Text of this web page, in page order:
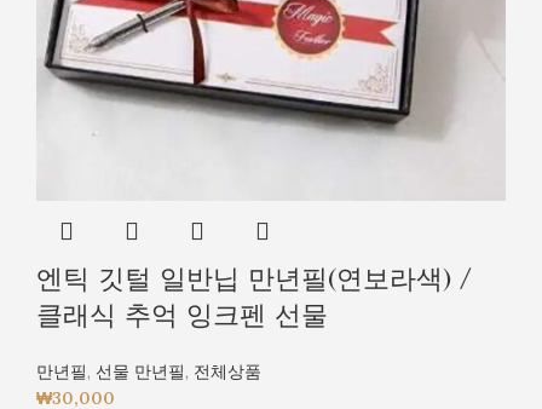
엔틱 깃털 일반닙 만년필(연보라색) /
클래식 추억 잉크펜 선물
만년필, 선물 만년필, 전체상품
₩30,000